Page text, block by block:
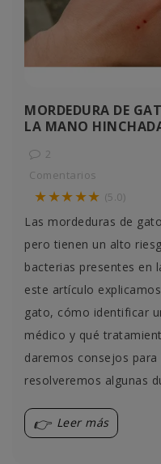
MORDEDURA DE
LA MANO
2
Comentarios
★★★★★ (5.0)
Las mordeduras de
pero tienen un alto
bacterias presentes en
este artículo
gato, cómo identificar
médico y qué
daremos consejos
resolveremos algunas
Leer más